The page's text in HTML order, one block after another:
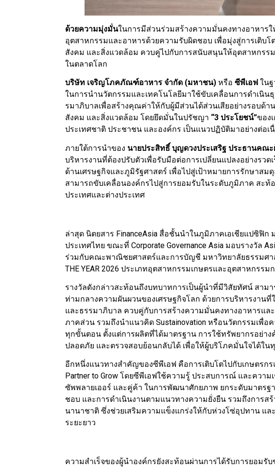
ด้วยความมุ่งมั่นในการมีส่วนร่วมสร้างความมั่นคงทางอาหาร
อุตสาหกรรมและอาหารด้วยความรับผิดชอบ เพื่อมุ่งสู่การเติบ
สังคม และสิ่งแวดล้อม ควบคู่ไปกับการสนับสนุนให้อุตสาหกรร
ในตลาดโลก
บริษัท เจริญโภคภัณฑ์อาหาร จำกัด (มหาชน) หรือซีพีเอฟ ใน
ในการนำนวัตกรรมและเทคโนโลยีมาใช้ขับเคลื่อนการดำเนิ
รมาภิบาลเพื่อสร้างคุณค่าให้กับผู้มีส่วนได้ส่วนเสียอย่างรอบด้
สังคม และสิ่งแวดล้อม โดยยึดมั่นในปรัชญา “3 ประโยชน์”ของ
ประเทศชาติ ประชาชน และองค์กร เป็นแนวปฏิบัติมาอย่างต่อเ
ภายใต้การนำของ นายประสิทธิ์ บุญดวงประเสริฐ ประธานคณ
บริหารงานที่ต้องปรับตัวเพื่อรับมือต่อการเปลี่ยนแปลงอย่างรว
ด้านเศรษฐกิจและภูมิรัฐศาสตร์ เพื่อไปสู่เป้าหมายการรักษาสม
สามารถขับเคลื่อนองค์กรไปสู่การยอมรับในระดับภูมิภาค สะท้
ประเทศและต่างประเทศ
ล่าสุด นิตยสาร FinanceAsia สื่อชั้นนำในภูมิภาคเอเชียแปซิฟิก
ประเทศไทย ขณะที่ Corporate Governance Asia มอบรางวัล
ร่วมกับคณะพาณิชยศาสตร์และการบัญชี มหาวิทยาลัยธรรมศาส
THE YEAR 2026 ประเภทอุตสาหกรรมเกษตรและอุตสาหกรรม
รางวัลดังกล่าวสะท้อนถึงบทบาทการเป็นผู้นำที่มีวิสัยทัศน์ สาม
ท่ามกลางความผันผวนของเศรษฐกิจโลก ด้วยการบริหารงาน
และธรรมาภิบาล ควบคู่กับการสร้างความมั่นคงทางอาหารแ
ภาคส่วน รวมถึงนำแนวคิด Sustainovation หรือนวัตกรรมเพื่
ทุกขั้นตอน ตั้งแต่การผลิตที่ได้มาตรฐาน การใช้ทรัพยากรอย่า
ปลอดภัย และตรวจสอบย้อนกลับได้ เพื่อให้ผู้บริโภคมั่นใจได้ใน
อีกหนึ่งแนวทางสำคัญของซีพีเอฟ คือการเติบโตไปกับเกษตรก
Partner to Grow โดยซีพีเอฟใช้ความรู้ ประสบการณ์ และคว
ซัพพลายเออร์ และคู่ค้า ในการพัฒนาศักยภาพ ยกระดับมาตรฐ
ชอบ และการดำเนินงานตามแนวทางความยั่งยืน รวมถึงการส
นานาชาติ ซึ่งช่วยเสริมความแข็งแกร่งให้กับห่วงโซ่อุปทาน แ
ระยะยาว
ความสำเร็จของผู้นำองค์กรยังสะท้อนผ่านการได้รับการยอมรั